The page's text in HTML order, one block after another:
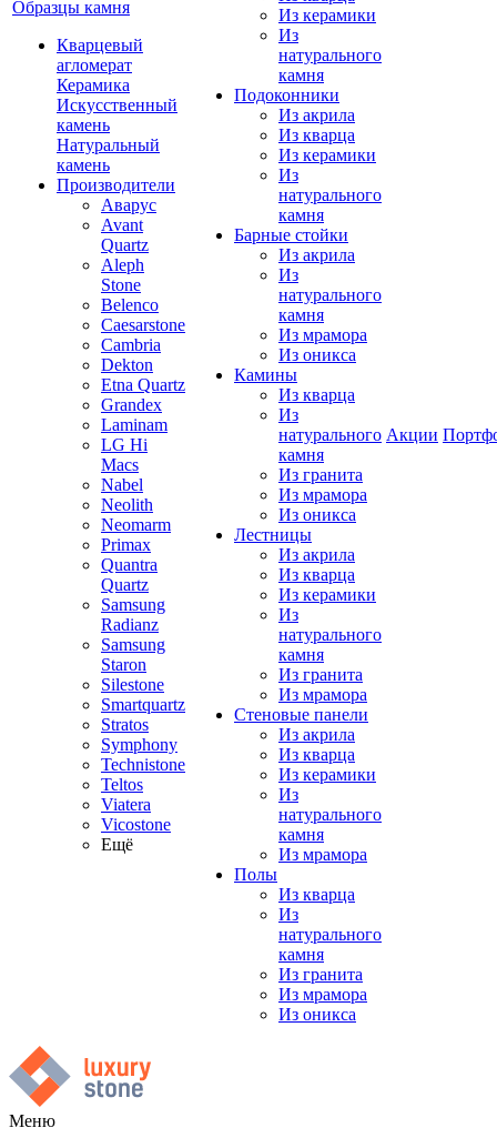
Образцы камня
Кварцевый
агломерат
Керамика
Искусственный
камень
Натуральный
камень
Производители
Аварус
Avant
Quartz
Aleph
Stone
Belenco
Caesarstone
Cambria
Dekton
Etna Quartz
Grandex
Laminam
LG Hi
Macs
Nabel
Neolith
Neomarm
Primax
Quantra
Quartz
Samsung
Radianz
Samsung
Staron
Silestone
Smartquartz
Stratos
Symphony
Technistone
Teltos
Viatera
Vicostone
Ещё
Из керамики
Из
натурального
камня
Подоконники
Из акрила
Из кварца
Из керамики
Из
натурального
камня
Барные стойки
Из акрила
Из
натурального
камня
Из мрамора
Из оникса
Камины
Из кварца
Из
натурального
камня
Из гранита
Из мрамора
Из оникса
Лестницы
Из акрила
Из кварца
Из керамики
Из
натурального
камня
Из гранита
Из мрамора
Стеновые панели
Из акрила
Из кварца
Из керамики
Из
натурального
камня
Из мрамора
Полы
Из кварца
Из
натурального
камня
Из гранита
Из мрамора
Из оникса
Акции
Меню